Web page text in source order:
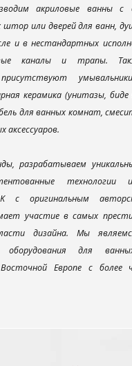
акриловые ванны с
штор или дверей для ванн,
и в нестандартных
каналы и трапы.
керамика (унитазы, биде
для ванных комнат,
аксессуаров.
разрабатываем
технологии
с оригинальным
участие в самых
дизайна. Мы
оборудования для
Европе с более